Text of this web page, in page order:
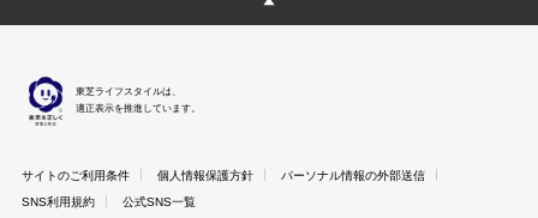
東芝ライフスタイルは、
適正表示を推進しています。
サイトのご利用条件 個人情報保護方針
パーソナル情報の外部送信
SNS利用規約
公式SNS一覧